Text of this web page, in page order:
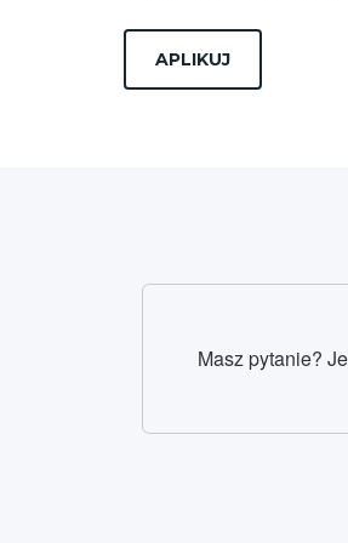
Masz pytanie?